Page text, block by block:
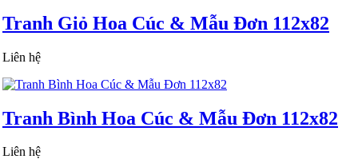
Tranh Giỏ Hoa Cúc & Mẫu Đơn 112x82
Liên hệ
Tranh Bình Hoa Cúc & Mẫu Đơn 112x82
Liên hệ